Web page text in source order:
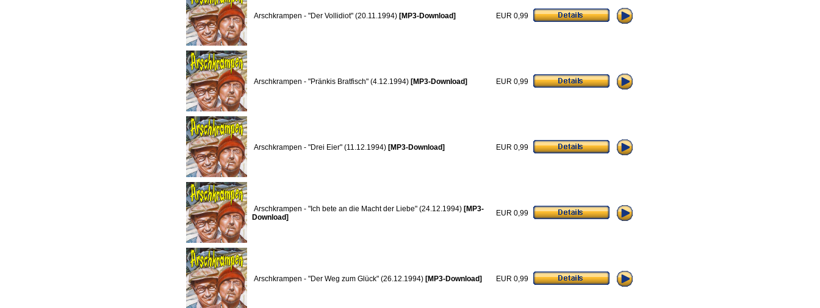
Arschkrampen - "Der Vollidiot" (20.11.1994) [MP3-Download] EUR 0,99
Arschkrampen - "Pränkis Bratfisch" (4.12.1994) [MP3-Download] EUR 0,99
Arschkrampen - "Drei Eier" (11.12.1994) [MP3-Download] EUR 0,99
Arschkrampen - "Ich bete an die Macht der Liebe" (24.12.1994) [MP3-
Download]
EUR 0,99
Arschkrampen - "Der Weg zum Glück" (26.12.1994) [MP3-Download] EUR 0,99